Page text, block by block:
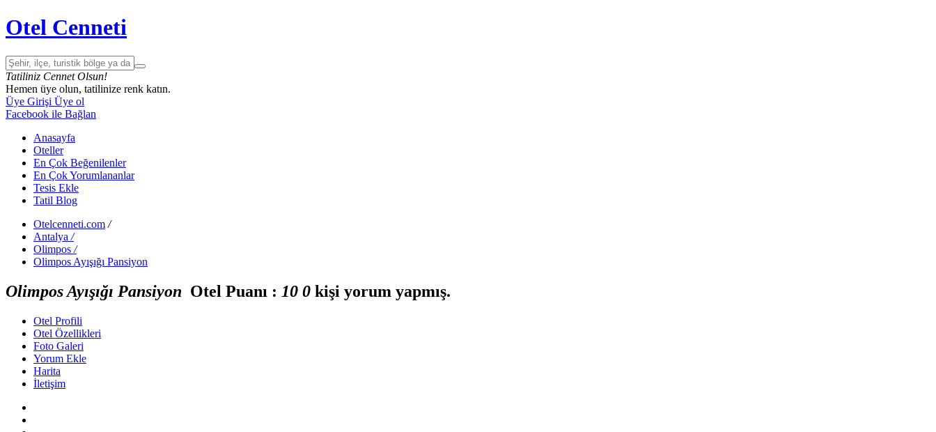
Otel Cenneti
Tatiliniz Cennet Olsun!
Hemen üye olun, tatilinize renk katın.
Üye Girişi Üye ol
Facebook ile Bağlan
Anasayfa
Oteller
En Çok Beğenilenler
En Çok Yorumlananlar
Tesis Ekle
Tatil Blog
Otelcenneti.com /
Antalya /
Olimpos /
Olimpos Ayışığı Pansiyon
Olimpos Ayışığı Pansiyon Otel Puanı : 10 0 kişi yorum yapmış.
Otel Profili
Otel Özellikleri
Foto Galeri
Yorum Ekle
Harita
İletişim